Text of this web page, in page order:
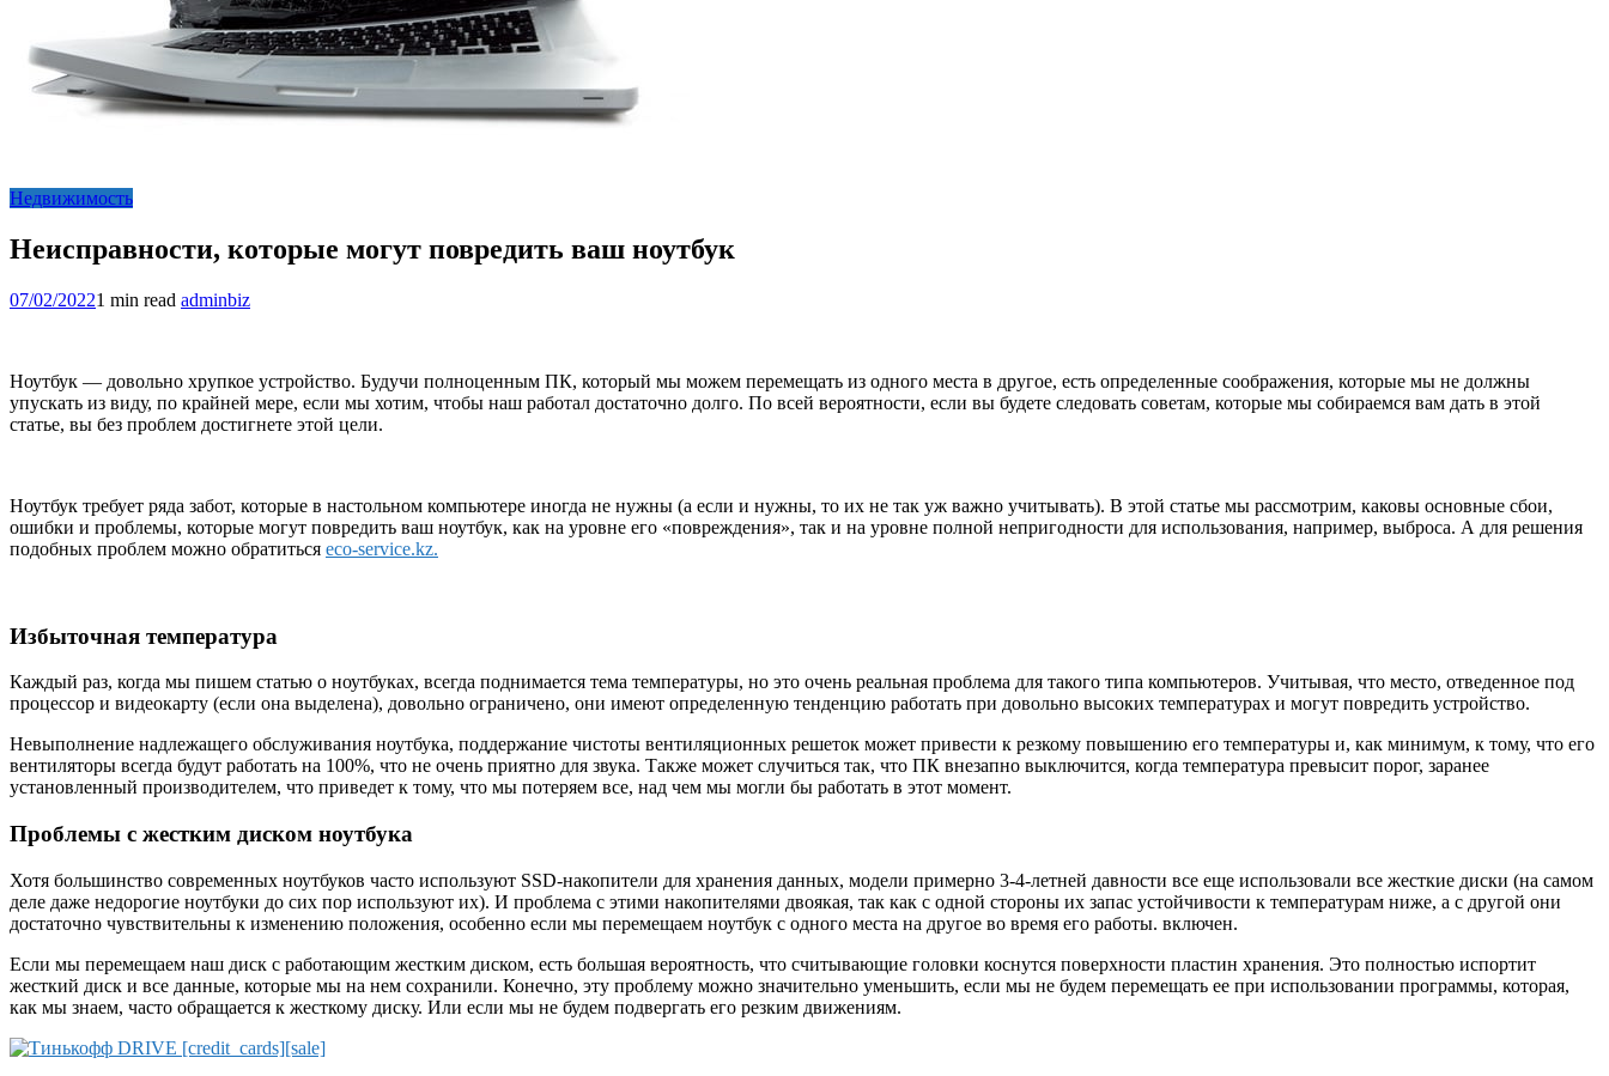
Недвижимость
Неисправности, которые могут повредить ваш ноутбук
07/02/20221 min read adminbiz
Ноутбук — довольно хрупкое устройство. Будучи полноценным ПК, который мы можем перемещать из одного места в другое, есть определенные соображения, которые мы не должны
упускать из виду, по крайней мере, если мы хотим, чтобы наш работал достаточно долго. По всей вероятности, если вы будете следовать советам, которые мы собираемся вам дать в этой
статье, вы без проблем достигнете этой цели.
Ноутбук требует ряда забот, которые в настольном компьютере иногда не нужны (а если и нужны, то их не так уж важно учитывать). В этой статье мы рассмотрим, каковы основные сбои,
ошибки и проблемы, которые могут повредить ваш ноутбук, как на уровне его «повреждения», так и на уровне полной непригодности для использования, например, выброса. А для решения
подобных проблем можно обратиться eco-service.kz.
Избыточная температура
Каждый раз, когда мы пишем статью о ноутбуках, всегда поднимается тема температуры, но это очень реальная проблема для такого типа компьютеров. Учитывая, что место, отведенное под
процессор и видеокарту (если она выделена), довольно ограничено, они имеют определенную тенденцию работать при довольно высоких температурах и могут повредить устройство.
Невыполнение надлежащего обслуживания ноутбука, поддержание чистоты вентиляционных решеток может привести к резкому повышению его температуры и, как минимум, к тому, что его
вентиляторы всегда будут работать на 100%, что не очень приятно для звука. Также может случиться так, что ПК внезапно выключится, когда температура превысит порог, заранее
установленный производителем, что приведет к тому, что мы потеряем все, над чем мы могли бы работать в этот момент.
Проблемы с жестким диском ноутбука
Хотя большинство современных ноутбуков часто используют SSD-накопители для хранения данных, модели примерно 3-4-летней давности все еще использовали все жесткие диски (на самом
деле даже недорогие ноутбуки до сих пор используют их). И проблема с этими накопителями двоякая, так как с одной стороны их запас устойчивости к температурам ниже, а с другой они
достаточно чувствительны к изменению положения, особенно если мы перемещаем ноутбук с одного места на другое во время его работы. включен.
Если мы перемещаем наш диск с работающим жестким диском, есть большая вероятность, что считывающие головки коснутся поверхности пластин хранения. Это полностью испортит
жесткий диск и все данные, которые мы на нем сохранили. Конечно, эту проблему можно значительно уменьшить, если мы не будем перемещать ее при использовании программы, которая,
как мы знаем, часто обращается к жесткому диску. Или если мы не будем подвергать его резким движениям.